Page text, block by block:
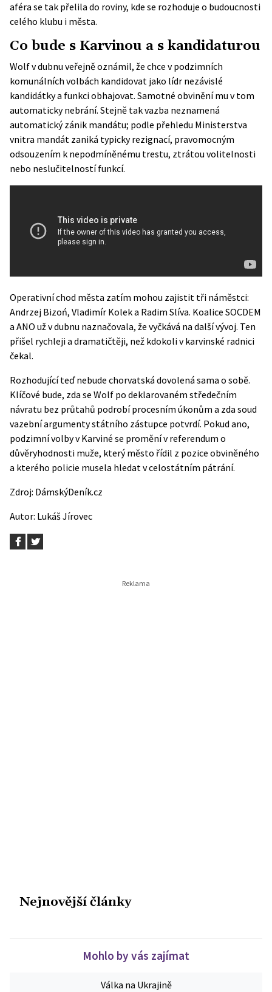
aféra se tak přelila do roviny, kde se rozhoduje o budoucnosti
celého klubu i města.
Co bude s Karvinou a s kandidaturou
Wolf v dubnu veřejně oznámil, že chce v podzimních
komunálních volbách kandidovat jako lídr nezávislé
kandidátky a funkci obhajovat. Samotné obvinění mu v tom
automaticky nebrání. Stejně tak vazba neznamená
automatický zánik mandátu; podle přehledu Ministerstva
vnitra mandát zaniká typicky rezignací, pravomocným
odsouzením k nepodmíněnému trestu, ztrátou volitelnosti
nebo neslučitelností funkcí.
Operativní chod města zatím mohou zajistit tři náměstci:
Andrzej Bizoń, Vladimír Kolek a Radim Slíva. Koalice SOCDEM
a ANO už v dubnu naznačovala, že vyčkává na další vývoj. Ten
přišel rychleji a dramatičtěji, než kdokoli v karvinské radnici
čekal.
Rozhodující teď nebude chorvatská dovolená sama o sobě.
Klíčové bude, zda se Wolf po deklarovaném středečním
návratu bez průtahů podrobí procesním úkonům a zda soud
vazební argumenty státního zástupce potvrdí. Pokud ano,
podzimní volby v Karviné se promění v referendum o
důvěryhodnosti muže, který město řídil z pozice obviněného
a kterého policie musela hledat v celostátním pátrání.
Zdroj: DámskýDeník.cz
Autor: Lukáš Jírovec
Nejnovější články
Mohlo by vás zajímat
Válka na Ukrajině